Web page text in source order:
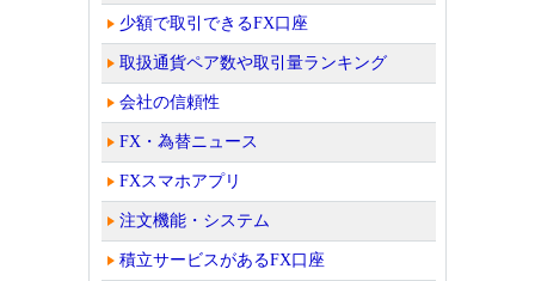
少額で取引できるFX口座
取扱通貨ペア数や取引量ランキング
会社の信頼性
FX・為替ニュース
FXスマホアプリ
注文機能・システム
積立サービスがあるFX口座